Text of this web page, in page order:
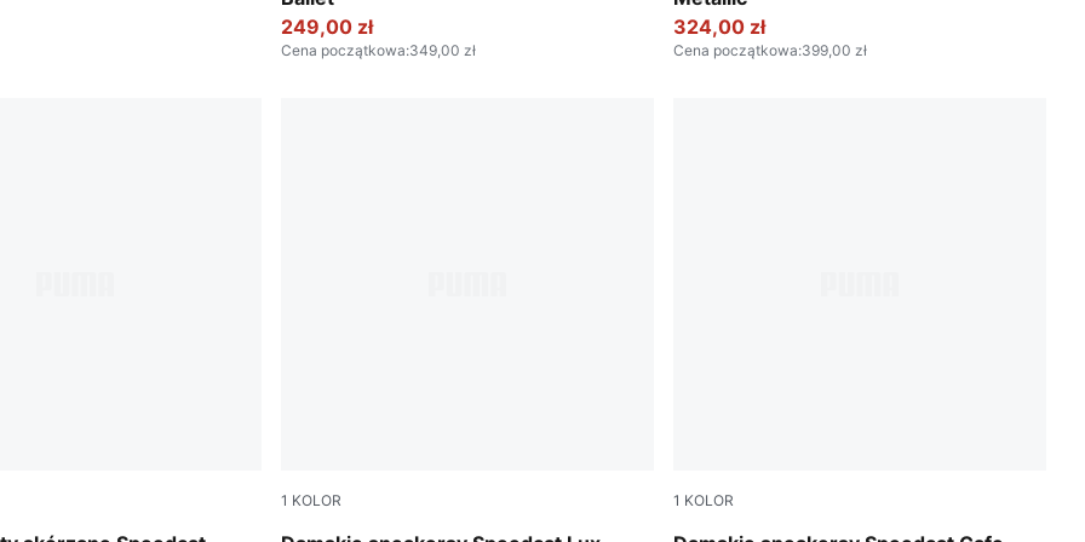
249,00 zł
Cena początkowa:349,00 zł
324,00 zł
Cena początkowa:399,00 zł
1 KOLOR 1 KOLOR